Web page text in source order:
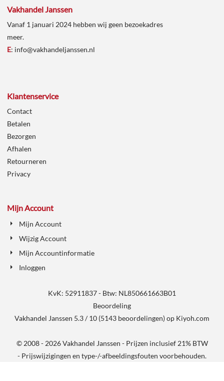
Vakhandel Janssen
Vanaf 1 januari 2024 hebben wij geen bezoekadres
meer.
E: info@vakhandeljanssen.nl
Klantenservice
Contact
Betalen
Bezorgen
Afhalen
Retourneren
Privacy
Mijn Account
Mijn Account
Wijzig Account
Mijn Accountinformatie
Inloggen
KvK: 52911837 - Btw: NL850661663B01
Beoordeling
Vakhandel Janssen 5.3/10 (5143 beoordelingen) op Kiyoh.com
© 2008 - 2026 Vakhandel Janssen - Prijzen inclusief 21% BTW
- Prijswijzigingen en type-/-afbeeldingsfouten voorbehouden.